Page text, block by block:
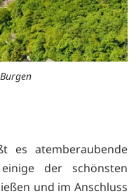
es atemberaubende
der schönsten
und im Anschluss